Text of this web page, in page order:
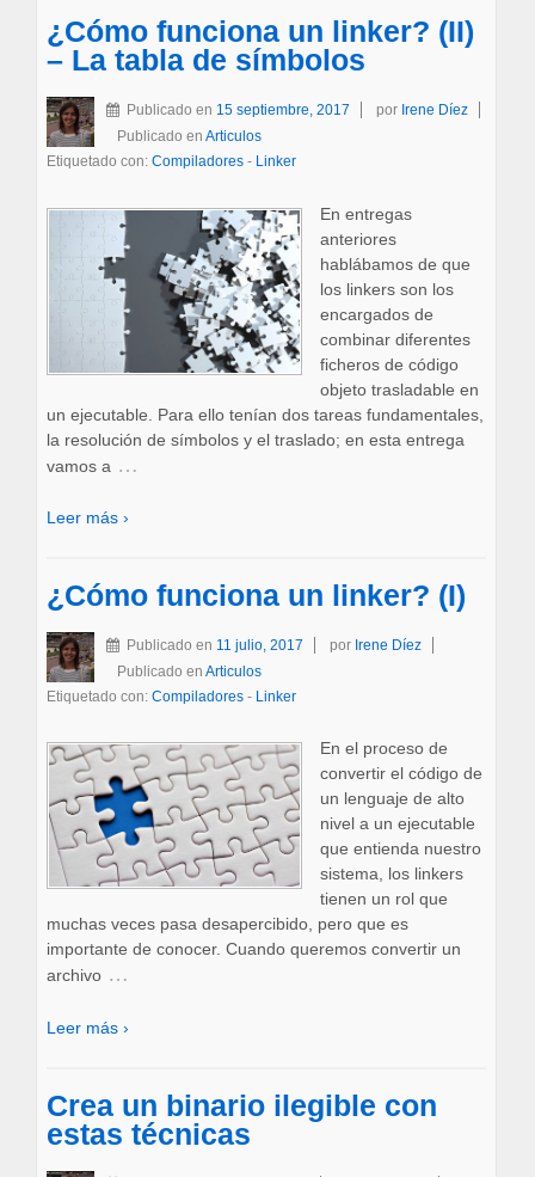
¿Cómo funciona un linker? (II)
– La tabla de símbolos
Publicado en 15 septiembre, 2017 por Irene Díez
Publicado enArticulos
Etiquetado con: Compiladores- Linker
En entregas
anteriores
hablábamos de que
los linkers son los
encargados de
combinar diferentes
ficheros de código
objeto trasladable en
un ejecutable. Para ello tenían dos tareas fundamentales,
la resolución de símbolos y el traslado; en esta entrega
vamos a …
Leer más ›
¿Cómo funciona un linker? (I)
Publicado en 11 julio, 2017 por Irene Díez
Publicado enArticulos
Etiquetado con: Compiladores- Linker
En el proceso de
convertir el código de
un lenguaje de alto
nivel a un ejecutable
que entienda nuestro
sistema, los linkers
tienen un rol que
muchas veces pasa desapercibido, pero que es
importante de conocer. Cuando queremos convertir un
archivo …
Leer más ›
Crea un binario ilegible con
estas técnicas